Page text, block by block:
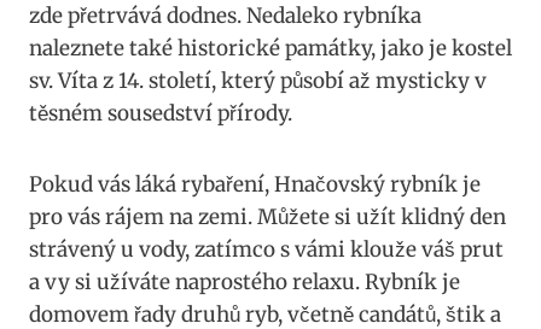
zde přetrvává dodnes. Nedaleko rybníka
naleznete také historické památky, jako je kostel
sv. Víta z 14. století, který působí až mysticky v
těsném sousedství přírody.
Pokud vás láká rybaření, Hnačovský rybník je
pro vás rájem na zemi. Můžete si užít klidný den
strávený u vody, zatímco s vámi klouže váš prut
a vy si užíváte naprostého relaxu. Rybník je
domovem řady druhů ryb, včetně candátů, štik a